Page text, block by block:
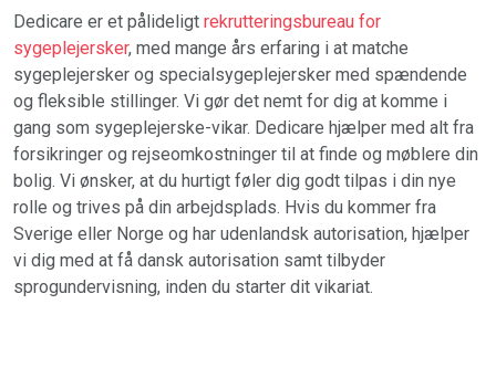
Dedicare er et pålideligt rekrutteringsbureau for
sygeplejersker, med mange års erfaring i at matche
sygeplejersker og specialsygeplejersker med spændende
og fleksible stillinger. Vi gør det nemt for dig at komme i
gang som sygeplejerske-vikar. Dedicare hjælper med alt fra
forsikringer og rejseomkostninger til at finde og møblere din
bolig. Vi ønsker, at du hurtigt føler dig godt tilpas i din nye
rolle og trives på din arbejdsplads. Hvis du kommer fra
Sverige eller Norge og har udenlandsk autorisation, hjælper
vi dig med at få dansk autorisation samt tilbyder
sprogundervisning, inden du starter dit vikariat.